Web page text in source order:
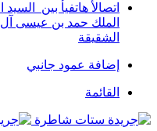
اتصالأ هاتفيأ بين
الملك حمد بن عيسى آل
الشقيقة
إضافة عمود جانبي
القائمة